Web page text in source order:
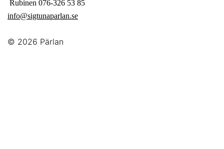
Rubinen 076-326 53 85
info@sigtunaparlan.se
© 2026 Pärlan